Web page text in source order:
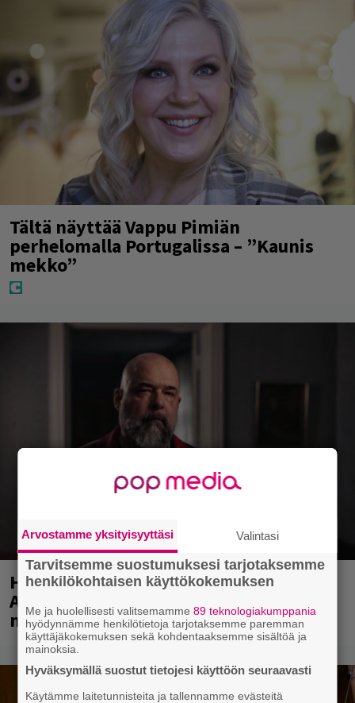
Tältä näyttää Vappu Pimiän
perhelomalla Portugalissa – ”Kaunis
mekko”
Huomenna se ilmestyy – CMX:stä tutun
A.W. Yrjänän uutuusalbumi om
mammuttimainen kokonaisuus
Arvostamme yksityisyyttäsi Valintasi
Tarvitsemme suostumuksesi tarjotaksemme
henkilökohtaisen käyttökokemuksen
Me ja huolellisesti valitsemamme89 teknologiakumppania
hyödynnämme henkilötietoja tarjotaksemme paremman
käyttäjäkokemuksen sekä kohdentaaksemme sisältöä ja
mainoksia.
Hyväksymällä suostut tietojesi käyttöön seuraavasti
Käytämme laitetunnisteita ja tallennamme evästeitä